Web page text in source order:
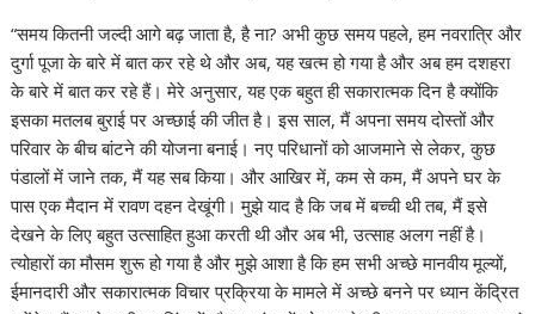
“समय कितनी जल्दी आगे बढ़ जाता है, है ना? अभी कुछ समय पहले, हम नवरात्रि और
दुर्गा पूजा के बारे में बात कर रहे थे और अब, यह खत्म हो गया है और अब हम दशहरा
के बारे में बात कर रहे हैं। मेरे अनुसार, यह एक बहुत ही सकारात्मक दिन है क्योंकि
इसका मतलब बुराई पर अच्छाई की जीत है। इस साल, मैं अपना समय दोस्तों और
परिवार के बीच बांटने की योजना बनाई। नए परिधानों को आजमाने से लेकर, कुछ
पंडालों में जाने तक, मैं यह सब किया। और आखिर में, कम से कम, मैं अपने घर के
पास एक मैदान में रावण दहन देखूंगी। मुझे याद है कि जब में बच्ची थी तब, मैं इसे
देखने के लिए बहुत उत्साहित हुआ करती थी और अब भी, उत्साह अलग नहीं है।
त्योहारों का मौसम शुरू हो गया है और मुझे आशा है कि हम सभी अच्छे मानवीय मूल्यों,
ईमानदारी और सकारात्मक विचार प्रक्रिया के मामले में अच्छे बनने पर ध्यान केंद्रित